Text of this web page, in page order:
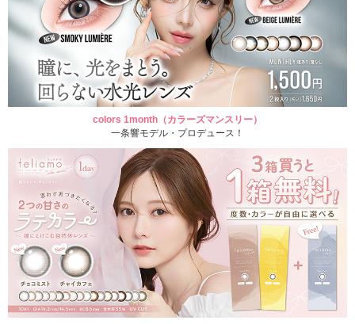
colors 1month（カラーズマンスリー）
一条響モデル・プロデュース！